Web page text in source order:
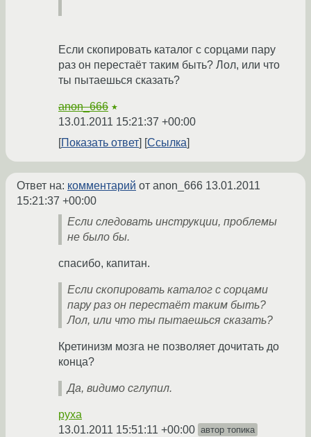
Если скопировать каталог с сорцами пару
раз он перестаёт таким быть? Лол, или что
ты пытаешься сказать?
anon_666 ★
13.01.2011 15:21:37 +00:00
Показать ответ
Ссылка
Ответ на: комментарий от anon_666 13.01.2011
15:21:37 +00:00
Если следовать инструкции, проблемы
не было бы.
спасибо, капитан.
Если скопировать каталог с сорцами
пару раз он перестаёт таким быть?
Лол, или что ты пытаешься сказать?
Кретинизм мозга не позволяет дочитать до
конца?
Да, видимо сглупил.
pyxa
13.01.2011 15:51:11 +00:00 автор топика